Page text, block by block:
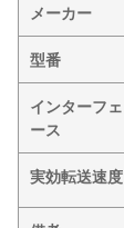
メーカー
型番
インターフェ
ース
実効転送速度